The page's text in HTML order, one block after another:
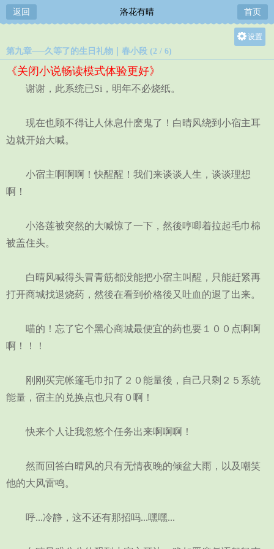
返回 洛花有晴 首页
设置
第九章—–久等了的生日礼物｜春小段 (2 / 6)
《关闭小说畅读模式体验更好》
谢谢，此系统已Si，明年不必烧纸。
现在也顾不得让人休息什麽鬼了！白晴风绕到小宿主耳
边就开始大喊。
小宿主啊啊啊！快醒醒！我们来谈谈人生，谈谈理想
啊！
小洛莲被突然的大喊惊了一下，然後哼唧着拉起毛巾棉
被盖住头。
白晴风喊得头冒青筋都没能把小宿主叫醒，只能赶紧再
打开商城找退烧药，然後在看到价格後又吐血的退了出来。
喵的！忘了它个黑心商城最便宜的药也要１００点啊啊
啊！！！
刚刚买完帐篷毛巾扣了２０能量後，自己只剩２５系统
能量，宿主的兑换点也只有０啊！
快来个人让我忽悠个任务出来啊啊啊！
然而回答白晴风的只有无情夜晚的倾盆大雨，以及嘲笑
他的大风雷鸣。
呼...冷静，这不还有那招吗...嘿嘿...